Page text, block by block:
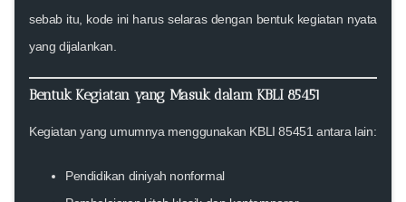
sebab itu, kode ini harus selaras dengan bentuk kegiatan nyata
yang dijalankan.
Bentuk Kegiatan yang Masuk dalam KBLI 85451
Kegiatan yang umumnya menggunakan KBLI 85451 antara lain:
Pendidikan diniyah nonformal